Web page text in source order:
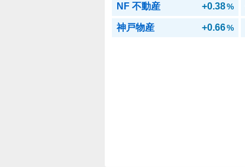
NF 不動産 +0.38%
神戸物産 +0.66%